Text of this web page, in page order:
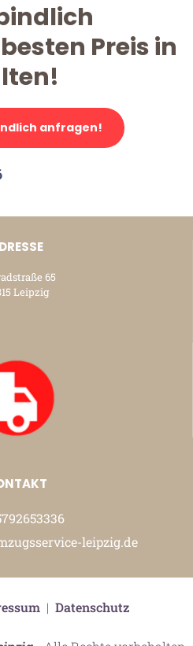
Preis in
anfragen!
65
Leipzig
leipzig.de
| Datenschutz